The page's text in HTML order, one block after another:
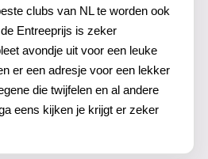
clubs van NL te worden ook
Entreeprijs is zeker
avondje uit voor een leuke
er een adresje voor een lekker
die twijfelen en al andere
eens kijken je krijgt er zeker